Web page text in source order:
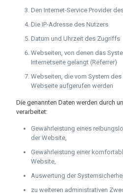
Den Internet-Service Provider
Die IP-Adresse des Nutzers
Datum und Uhrzeit des Zugriffs
Webseiten, von denen das
Internetseite gelangt (Referrer)
Webseiten, die vom System
Webseite aufgerufen werden
Die genannten Daten werden durch
verarbeitet:
Gewährleistung eines
der Website,
Gewährleistung einer
Website,
Auswertung der
zu weiteren administrativen